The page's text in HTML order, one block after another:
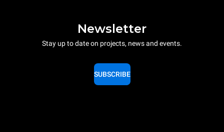
Newsletter
Stay up to date on projects, news and events.
SUBSCRIBE